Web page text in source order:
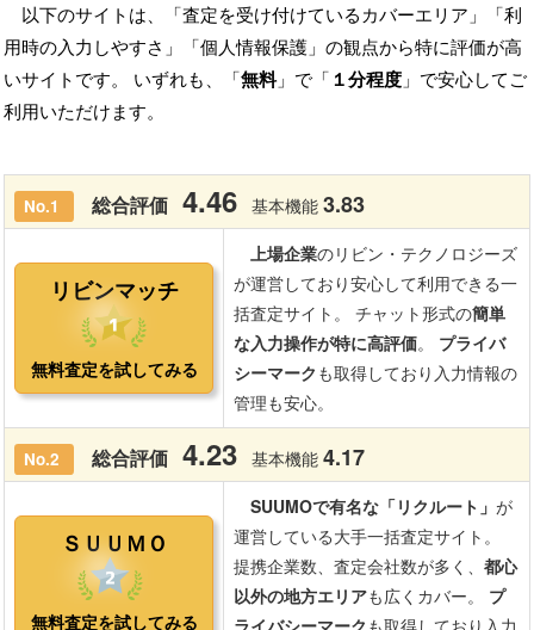
以下のサイトは、「査定を受け付けているカバーエリア」「利
用時の入力しやすさ」「個人情報保護」の観点から特に評価が高
いサイトです。 いずれも、「無料」で「 １分程度 」で安心してご
利用いただけます。